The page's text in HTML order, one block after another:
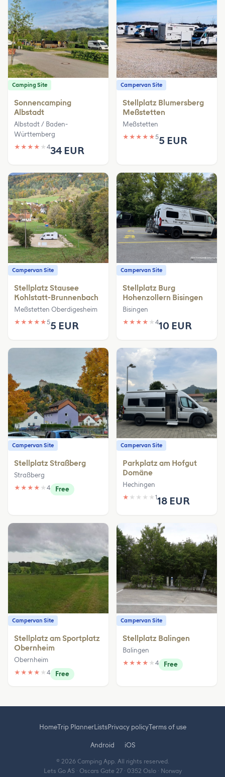
Camping Site
Sonnencamping
Albstadt
Albstadt / Baden-
Württemberg
★ ★ ★ ★ ★ 434 EUR
Campervan Site
Stellplatz Blumersberg
Meßstetten
Meßstetten
★ ★ ★ ★ ★55 EUR
Campervan Site
Stellplatz Stausee
Kohlstatt-Brunnenbach
Meßstetten Oberdigesheim
★ ★ ★ ★ ★55 EUR
Campervan Site
Stellplatz Burg
Hohenzollern Bisingen
Bisingen
★ ★ ★ ★ ★ 410 EUR
Campervan Site
Stellplatz Straßberg
Straßberg
★ ★ ★ ★ ★ 4 Free
Campervan Site
Parkplatz am Hofgut
Domäne
Hechingen
★ ★ ★ ★ ★ 118 EUR
Campervan Site
Stellplatz am Sportplatz
Obernheim
Obernheim
★ ★ ★ ★ ★ 4 Free
Campervan Site
Stellplatz Balingen
Balingen
★ ★ ★ ★ ★ 4 Free
HomeTrip PlannerListsPrivacy policyTerms of use
Android iOS
© 2026 Camping App. All rights reserved.
Lets Go AS · Oscars Gate 27 · 0352 Oslo · Norway